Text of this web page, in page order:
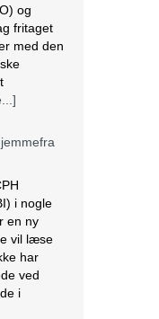
og
fritaget
med den
i nogle
en ny
vil læse
har
ved
i